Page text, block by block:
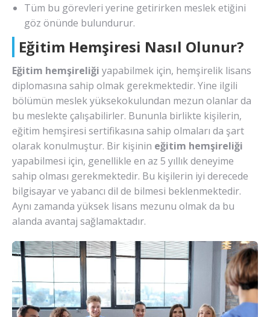
Tüm bu görevleri yerine getirirken meslek etiğini
göz önünde bulundurur.
Eğitim Hemşiresi Nasıl Olunur?
Eğitim hemşireliği yapabilmek için, hemşirelik lisans
diplomasına sahip olmak gerekmektedir. Yine ilgili
bölümün meslek yüksekokulundan mezun olanlar da
bu meslekte çalışabilirler. Bununla birlikte kişilerin,
eğitim hemşiresi sertifikasına sahip olmaları da şart
olarak konulmuştur. Bir kişinin eğitim hemşireliği
yapabilmesi için, genellikle en az 5 yıllık deneyime
sahip olması gerekmektedir. Bu kişilerin iyi derecede
bilgisayar ve yabancı dil de bilmesi beklenmektedir.
Aynı zamanda yüksek lisans mezunu olmak da bu
alanda avantaj sağlamaktadır.